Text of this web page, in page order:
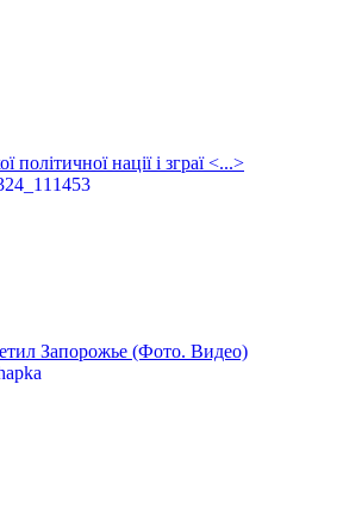
політичної нації і зграї <...>
Запорожье (Фото. Видео)